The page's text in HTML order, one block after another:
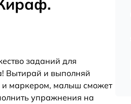
заданий для
Вытирай и выполняй
и маркером, малыш сможет
упражнения на